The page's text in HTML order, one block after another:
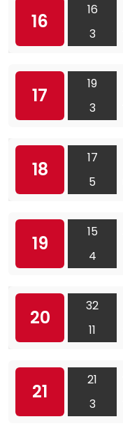
16
16
3
17
19
3
18
17
5
19
15
4
20
32
11
21
21
3